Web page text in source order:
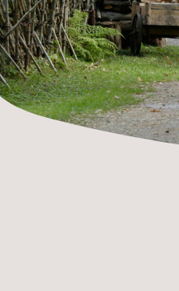
и
культурных
Канут